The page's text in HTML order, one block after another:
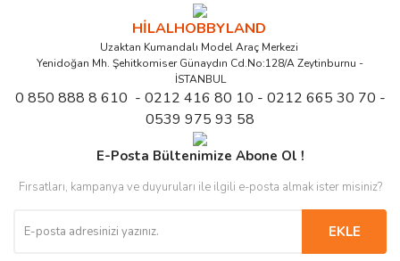
HİLALHOBBYLAND
Uzaktan Kumandalı Model Araç Merkezi
Yenidoğan Mh. Şehitkomiser Günaydın Cd.No:128/A Zeytinburnu -
İSTANBUL
0 850 888 8 610 - 0212 416 80 10 - 0212 665 30 70 -
0539 975 93 58
E-Posta Bültenimize Abone Ol !
Fırsatları, kampanya ve duyuruları ile ilgili e-posta almak ister misiniz?
EKLE